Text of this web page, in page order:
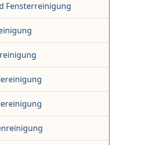
Fensterreinigung